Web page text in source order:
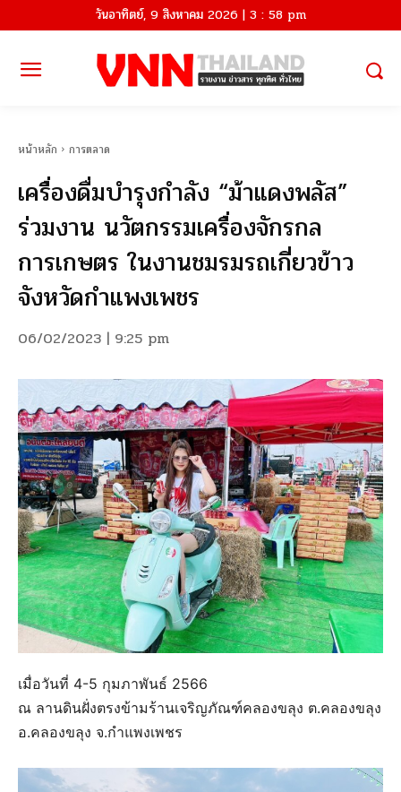
วันอาทิตย์, 9 สิงหาคม 2026 | 3 : 58 pm
หน้าหลัก การตลาด
เครื่องดื่มบำรุงกำลัง “ม้าแดงพลัส”
ร่วมงาน นวัตกรรมเครื่องจักรกล
การเกษตร ในงานชมรมรถเกี่ยวข้าว
จังหวัดกำแพงเพชร
06/02/2023 | 9:25 pm
เมื่อวันที่ 4-5 กุมภาพันธ์ 2566
ณ ลานดินฝั่งตรงข้ามร้านเจริญภัณฑ์คลองขลุง ต.คลองขลุง
อ.คลองขลุง จ.กำแพงเพชร